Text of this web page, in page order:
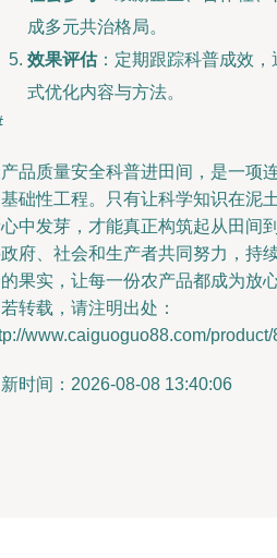
成多元共治格局。
效果评估：定期跟踪科普成效
式优化内容与方法。
品质量安全科普进田间，是一项
础性工程。只有让科学知识在泥
中发芽，才能真正构筑起从田间
府、社会和生产者共同努力，持
果实，让每一份农产品都成为放
转载，请注明出处：
www.caiguoguo88.com/product/
时间：2026-08-08 13:40:06